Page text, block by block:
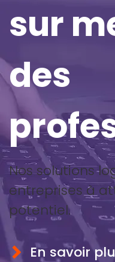
sur
des
Nos solutions
entreprises à
potentiel.
En savoir